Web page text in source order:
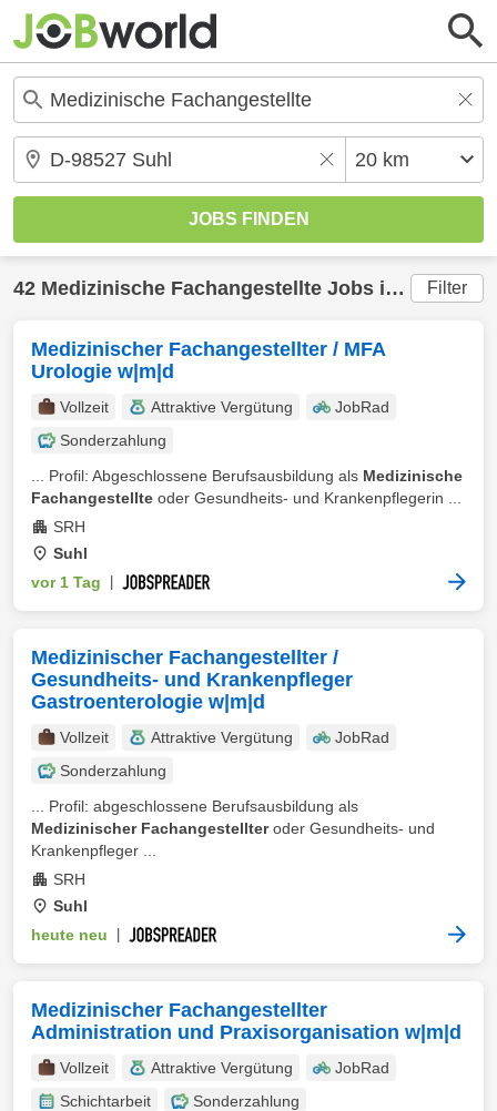
42 Medizinische Fachangestellte Jobs in Suhl(20
Filter
Medizinischer Fachangestellter / MFA
Urologie w|m|d
Vollzeit Attraktive Vergütung
JobRad
Sonderzahlung
... Profil: Abgeschlossene Berufsausbildung als Medizinische
Fachangestellte oder Gesundheits- und Krankenpflegerin ...
SRH
Suhl
vor 1 Tag
Medizinischer Fachangestellter /
Gesundheits- und Krankenpfleger
Gastroenterologie w|m|d
Vollzeit Attraktive Vergütung
JobRad
Sonderzahlung
... Profil: abgeschlossene Berufsausbildung als
Medizinischer Fachangestellteroder Gesundheits- und
Krankenpfleger ...
SRH
Suhl
heute neu
Medizinischer Fachangestellter
Administration und Praxisorganisation w|m|d
Vollzeit Attraktive Vergütung
JobRad
Schichtarbeit
Sonderzahlung